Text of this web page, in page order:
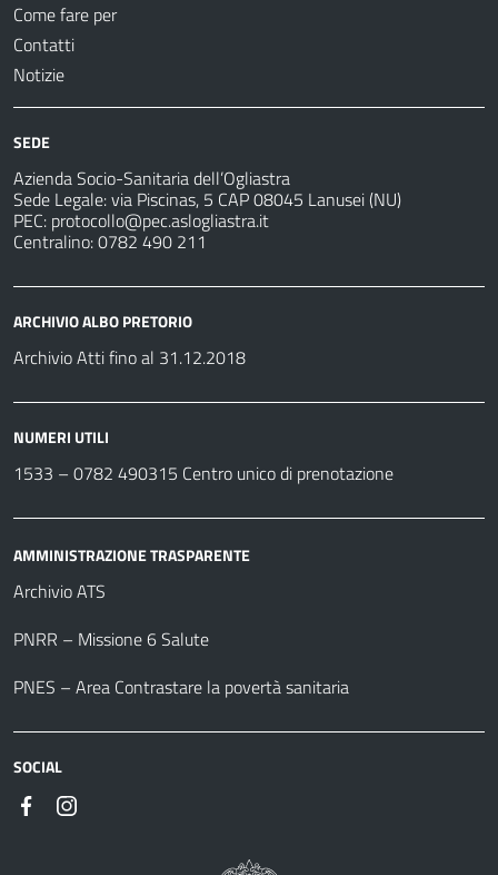
Come fare per
Contatti
Notizie
SEDE
Azienda Socio-Sanitaria dell’Ogliastra
Sede Legale: via Piscinas, 5 CAP 08045 Lanusei (NU)
PEC: protocollo@pec.aslogliastra.it
Centralino: 0782 490 211
ARCHIVIO ALBO PRETORIO
Archivio Atti fino al 31.12.2018
NUMERI UTILI
1533 – 0782 490315 Centro unico di prenotazione
AMMINISTRAZIONE TRASPARENTE
Archivio ATS
PNRR – Missione 6 Salute
PNES – Area Contrastare la povertà sanitaria
SOCIAL